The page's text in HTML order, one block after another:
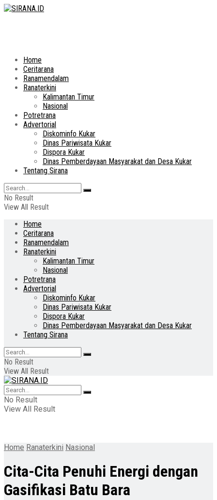
Home
Ceritarana
Ranamendalam
Ranaterkini
Kalimantan Timur
Nasional
Potretrana
Advertorial
Diskominfo Kukar
Dinas Pariwisata Kukar
Dispora Kukar
Dinas Pemberdayaan Masyarakat dan Desa Kukar
Tentang Sirana
No Result
View All Result
Home
Ceritarana
Ranamendalam
Ranaterkini
Kalimantan Timur
Nasional
Potretrana
Advertorial
Diskominfo Kukar
Dinas Pariwisata Kukar
Dispora Kukar
Dinas Pemberdayaan Masyarakat dan Desa Kukar
Tentang Sirana
No Result
View All Result
No Result
View All Result
Home Ranaterkini Nasional
Cita-Cita Penuhi Energi dengan
Gasifikasi Batu Bara